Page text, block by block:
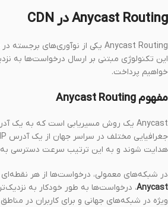
Anycast Routing در CDN
Anycast Routing یکی از نوآوری‌های برجسته در
این تکنولوژی مبتنی بر ارسال درخواست‌ها به
خواهیم پرداخت.
مفهوم Anycast Routing
هدایت شوند و به این ترتیب سرعت دسترسی به
در شبکه‌های معمولی، درخواست‌ها از هر نقطه‌ای
Anycast، درخواست‌ها به طور خودکار به
ویژه در شبکه‌های جهانی و برای کاربران در